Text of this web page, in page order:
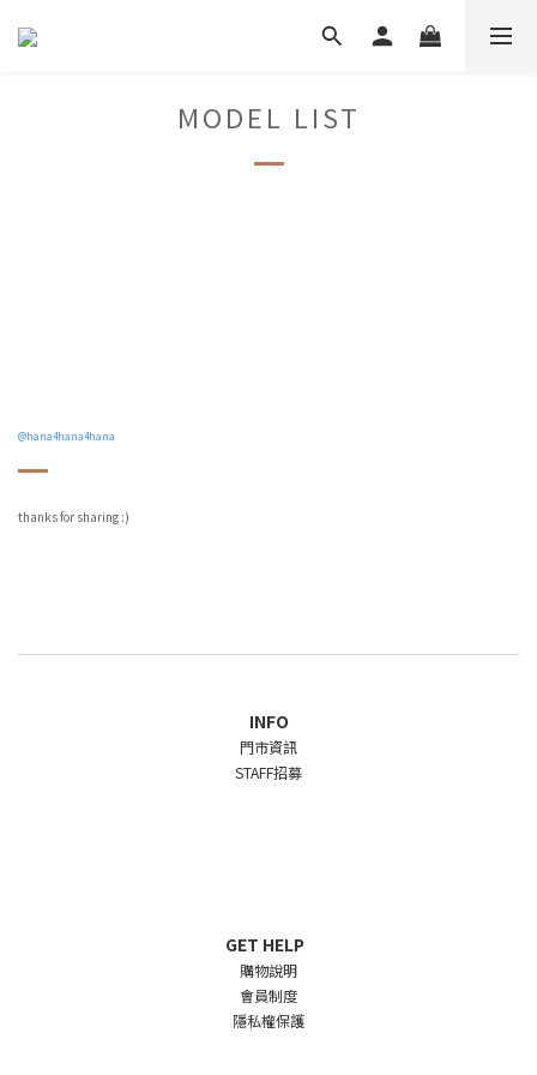
MODEL LIST
@hana4hana4hana
thanks for sharing :)
INFO
門市資訊
STAFF招募
GET HELP
購物說明
會員制度
隱私權保護